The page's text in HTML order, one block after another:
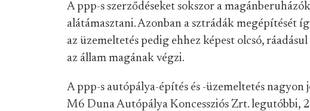
A ppp-s szerződéseket sokszor a
alátámasztani. Azonban a sztrádák megépítését
az üzemeltetés pedig ehhez képest olcsó,
az állam magának végzi.
A ppp-s autópálya-építés és -üzemeltetés nagyon
M6 Duna Autópálya Koncessziós Zrt. legutóbbi,